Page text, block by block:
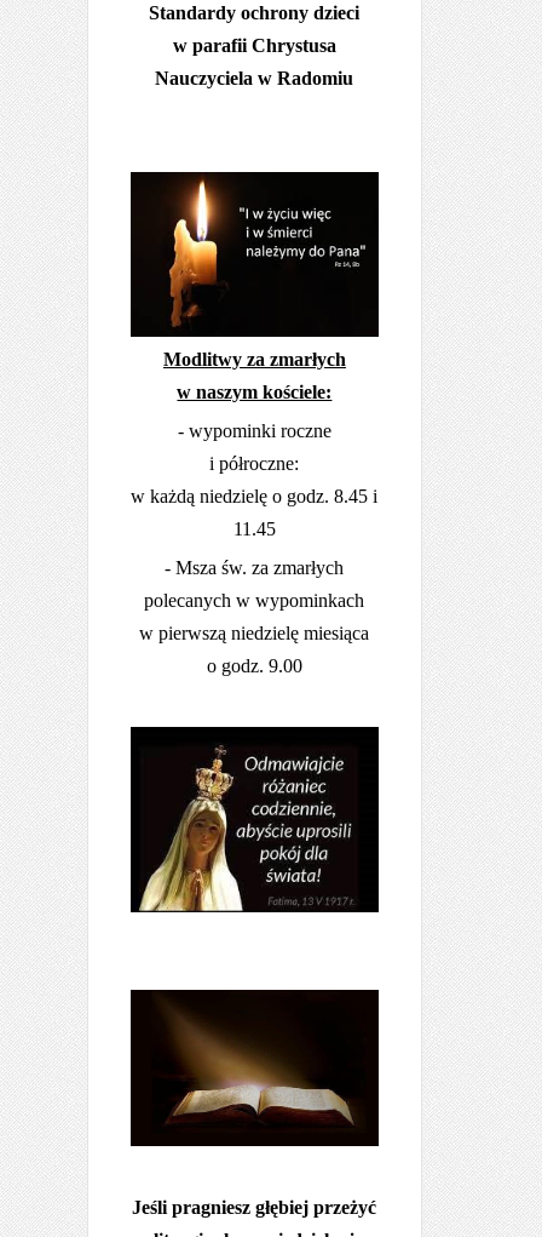
Standardy ochrony dzieci
w parafii Chrystusa
Nauczyciela w Radomiu
Modlitwy za zmarłych
w naszym kościele:
- wypominki roczne
i półroczne:
w każdą niedzielę o godz. 8.45 i
11.45
- Msza św. za zmarłych
polecanych w wypominkach
w pierwszą niedzielę miesiąca
o godz. 9.00
Jeśli pragniesz głębiej przeżyć